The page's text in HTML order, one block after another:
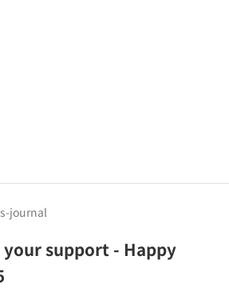
journal
support - Happy